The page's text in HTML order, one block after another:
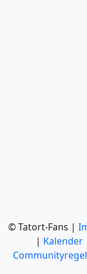
© Tatort-Fans |
| Kalender